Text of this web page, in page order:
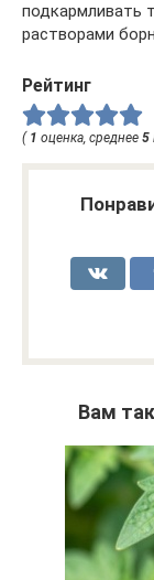
подкармливать
растворами
Рейтинг
( 1 оценка, среднее 5
Вам